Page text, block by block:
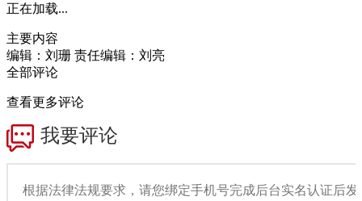
正在加载...
主要内容
编辑：刘珊 责任编辑：刘亮
全部评论
查看更多评论